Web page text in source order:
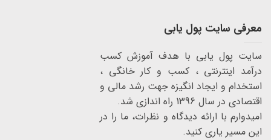
معرفی سایت پول یابی
سایت پول یابی با هدف آموزش کسب
درآمد اینترنتی ، کسب و کار خانگی ،
استخدام و ایجاد انگیزه جهت رشد مالی و
اقتصادی در سال 1396 راه اندازی شد.
امیدوارم با ارائه دیدگاه و نظرات، ما را در
این مسیر یاری کنید.